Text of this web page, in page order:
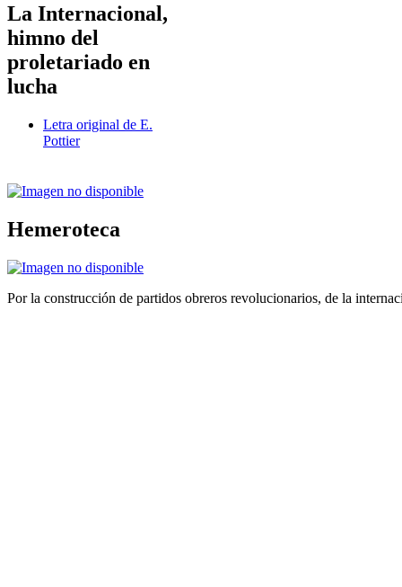
La Internacional,
himno del
proletariado en
lucha
Letra original de E.
Pottier
Hemeroteca
Por la construcción de partidos obreros revolucionarios, de la